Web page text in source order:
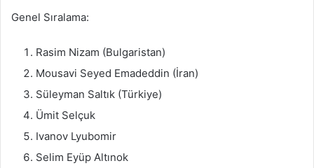
Genel Sıralama:
Rasim Nizam (Bulgaristan)
Mousavi Seyed Emadeddin (İran)
Süleyman Saltık (Türkiye)
Ümit Selçuk
Ivanov Lyubomir
Selim Eyüp Altınok